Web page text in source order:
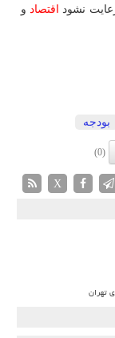
نشود اقتصادو
بودجه
(0)
X
تهران